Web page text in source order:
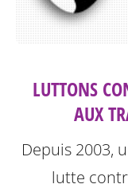
LUTTONS
AUX
Depuis 2003,
lutte